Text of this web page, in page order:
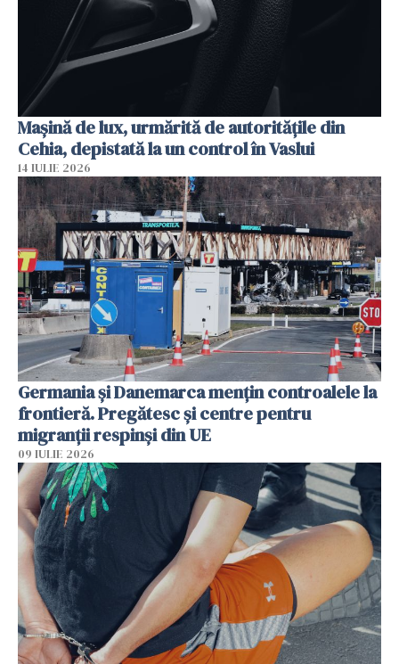
Mașină de lux, urmărită de autoritățile din
Cehia, depistată la un control în Vaslui
14 IULIE 2026
Germania și Danemarca mențin controalele la
frontieră. Pregătesc și centre pentru
migranții respinși din UE
09 IULIE 2026